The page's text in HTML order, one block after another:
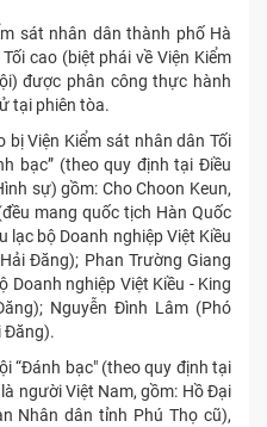
sát nhân dân thành phố Hà
cao (biệt phái về Viện Kiểm
được phân công thực hành
tại phiên tòa.
bị Viện Kiểm sát nhân dân Tối
bạc” (theo quy định tại Điều
sự) gồm: Cho Choon Keun,
mang quốc tịch Hàn Quốc
lạc bộ Doanh nghiệp Việt Kiều
Đăng); Phan Trường Giang
Doanh nghiệp Việt Kiều - King
Nguyễn Đình Lâm (Phó
Đăng).
“Đánh bạc" (theo quy định tại
người Việt Nam, gồm: Hồ Đại
Nhân dân tỉnh Phú Thọ cũ),